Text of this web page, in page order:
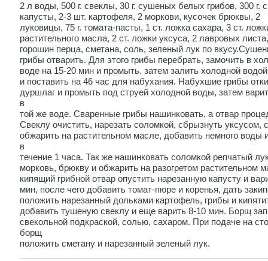
2 л воды, 500 г. свеклы, 30 г. сушеных белых грибов, 300 г.
капусты, 2-3 шт. картофеля, 2 моркови, кусочек брюквы, 2
луковицы, 75 г. томата-пасты, 1 ст. ложка сахара, 3 ст.
растительного масла, 2 ст. ложки уксуса, 2 лавровых
горошин перца, сметана, соль, зеленый лук по
грибы отварить. Для этого грибы перебрать, замочить в
воде на 15-20 мин и промыть, затем залить холодной водой
и поставить на 46 час для набухания. Набухшие грибы
дуршлаг и промыть под струей холодной воды, затем
в
той же воде. Сваренные грибы нашинковать, а отвар
Свеклу очистить, нарезать соломкой, сбрызнуть уксусом,
обжарить на растительном масле, добавить немного воды
в
течение 1 часа. Так же нашинковать соломкой репчатый
морковь, брюкву и обжарить на разогретом растительном
кипящий грибной отвар опустить нарезанную капусту и
мин, после чего добавить томат-пюре и коренья, дать
положить нарезанный дольками картофель, грибы и
добавить тушеную свеклу и еще варить 8-10 мин. Борщ
свекольной подкраской, солью, сахаром. При подаче на
борщ
положить сметану и нарезанный зеленый лук.